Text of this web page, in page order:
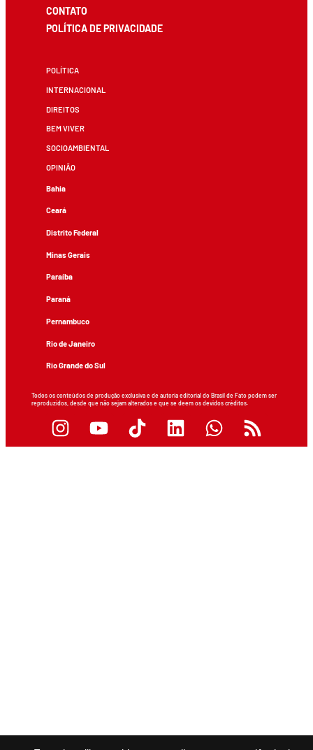
CONTATO
POLÍTICA DE PRIVACIDADE
POLÍTICA
INTERNACIONAL
DIREITOS
BEM VIVER
SOCIOAMBIENTAL
OPINIÃO
Bahia
Ceará
Distrito Federal
Minas Gerais
Paraíba
Paraná
Pernambuco
Rio de Janeiro
Rio Grande do Sul
Todos os conteúdos de produção exclusiva e de autoria editorial do Brasil de Fato podem ser
reproduzidos, desde que não sejam alterados e que se deem os devidos créditos.